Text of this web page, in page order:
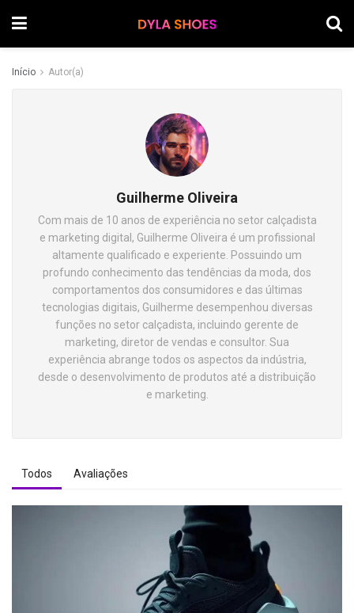
Início Autor(a)
Guilherme Oliveira
Com mais de 10 anos de experiência no setor calçadista
e marketing digital, Guilherme Oliveira é um profissional
altamente qualificado e experiente. Possuindo um
profundo conhecimento das tendências da moda, dos
comportamentos dos consumidores e das últimas
tecnologias digitais, Guilherme desempenhou diversas
funções no setor calçadista, incluindo gerente de
marketing, diretor de vendas e consultor. Sua
experiência abrange todos os aspectos da indústria,
desde o desenvolvimento de produtos até a distribuição
e marketing.
Todos Avaliações